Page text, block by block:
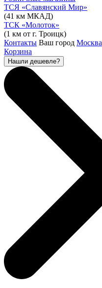
ТСЯ «Славянский Мир»
(41 км МКАД)
ТСК «Молоток»
(1 км от г. Троицк)
Контакты Ваш город Москва
Корзина
Нашли дешевле?